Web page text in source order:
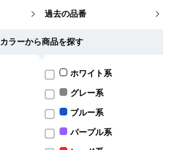
過去の品番
カラーから商品を探す
ホワイト系
グレー系
ブルー系
パープル系